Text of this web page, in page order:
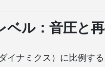
ル：音圧と
イナミクス）に比例する